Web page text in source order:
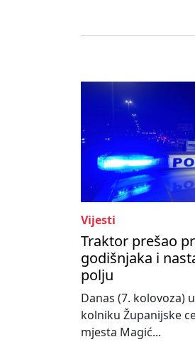
Vijesti
Traktor prešao
godišnjaka i
polju
Danas (7. kolovoza)
kolniku Županijske
mjesta Magić...